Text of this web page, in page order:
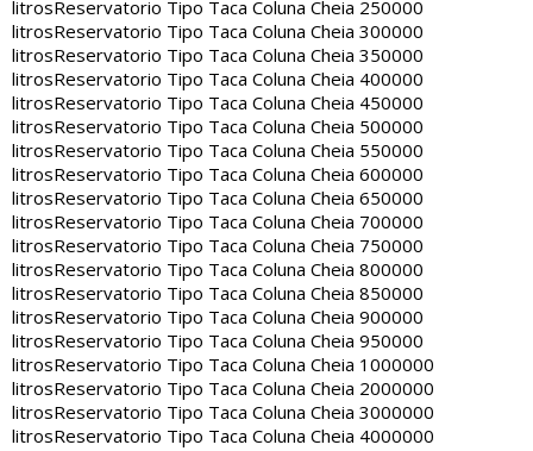
litrosReservatorio Tipo Taca Coluna Cheia 250000
litrosReservatorio Tipo Taca Coluna Cheia 300000
litrosReservatorio Tipo Taca Coluna Cheia 350000
litrosReservatorio Tipo Taca Coluna Cheia 400000
litrosReservatorio Tipo Taca Coluna Cheia 450000
litrosReservatorio Tipo Taca Coluna Cheia 500000
litrosReservatorio Tipo Taca Coluna Cheia 550000
litrosReservatorio Tipo Taca Coluna Cheia 600000
litrosReservatorio Tipo Taca Coluna Cheia 650000
litrosReservatorio Tipo Taca Coluna Cheia 700000
litrosReservatorio Tipo Taca Coluna Cheia 750000
litrosReservatorio Tipo Taca Coluna Cheia 800000
litrosReservatorio Tipo Taca Coluna Cheia 850000
litrosReservatorio Tipo Taca Coluna Cheia 900000
litrosReservatorio Tipo Taca Coluna Cheia 950000
litrosReservatorio Tipo Taca Coluna Cheia 1000000
litrosReservatorio Tipo Taca Coluna Cheia 2000000
litrosReservatorio Tipo Taca Coluna Cheia 3000000
litrosReservatorio Tipo Taca Coluna Cheia 4000000